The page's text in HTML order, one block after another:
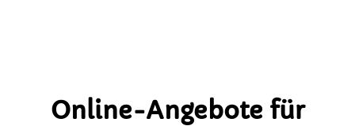
Online-Angebote für